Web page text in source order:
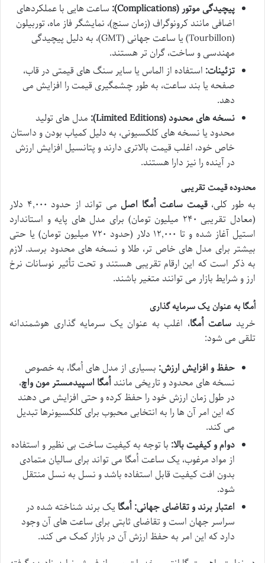
پیچیدگی موتور (Complications):
ساعت هایی با عملکردهای
اضافی مانند کرونوگراف (زمان سنج)، نمایشگر فاز ماه، توربیلون
(Tourbillon) یا ساعت جهانی (GMT)، به دلیل پیچیدگی
مهندسی و ساخت، گران تر هستند.
تزئینات: استفاده از الماس یا سایر سنگ های قیمتی در قاب،
صفحه یا بند ساعت، به طور چشمگیری قیمت را افزایش می
دهد.
نسخه های محدود (Limited Editions):
مدل های تولید
محدود یا نسخه های کلکسیونی، به دلیل کمیاب بودن و داستان
خاص خود، اغلب قیمت بالاتری دارند و پتانسیل افزایش ارزش
در آینده را نیز دارا هستند.
محدوده قیمت تقریبی
به طور کلی،قیمت ساعت اُمگا اصل
می تواند از حدود ۴,۰۰۰ دلار
(معادل تقریبی ۲۴۰ میلیون تومان) برای مدل های پایه و استاندارد
استیل آغاز شده و تا ۱۲,۰۰۰ دلار (حدود ۷۲۰ میلیون تومان) یا حتی
بیشتر برای مدل های خاص تر، طلا و نسخه های محدود برسد. لازم
به ذکر است که این ارقام تقریبی هستند و تحت تأثیر نوسانات نرخ
ارز و شرایط بازار می توانند متغیر باشند.
اُمگا به عنوان یک سرمایه گذاری
خرید ساعت اُمگا، اغلب به عنوان یک سرمایه گذاری هوشمندانه
تلقی می شود:
حفظ و افزایش ارزش: بسیاری از مدل های اُمگا، به خصوص
نسخه های محدود و تاریخی مانند اُمگا اسپیدمستر مون واچ،
در طول زمان ارزش خود را حفظ کرده و حتی افزایش می دهند
که این امر آن ها را به انتخابی محبوب برای کلکسیونرها تبدیل
می کند.
دوام و کیفیت بالا: با توجه به کیفیت ساخت بی نظیر و استفاده
از مواد مرغوب، یک ساعت اُمگا می تواند برای سالیان متمادی
بدون افت کیفیت قابل استفاده باشد و نسل به نسل منتقل
شود.
اعتبار برند و تقاضای جهانی: اُمگا یک برند شناخته شده در
سراسر جهان است و تقاضای ثابتی برای ساعت های آن وجود
دارد که این امر به حفظ ارزش آن در بازار کمک می کند.